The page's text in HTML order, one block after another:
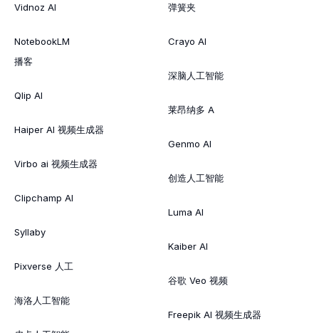
Vidnoz AI
NotebookLM
播客
Qlip AI
Haiper AI 视频生成器
Virbo ai 视频生成器
Clipchamp AI
Syllaby
Pixverse 人工
海洛人工智能
弹簧夹
Crayo AI
深脑人工智能
莱昂纳多 A
Genmo AI
创造人工智能
Luma AI
Kaiber AI
谷歌 Veo 视频
Freepik AI 视频生成器